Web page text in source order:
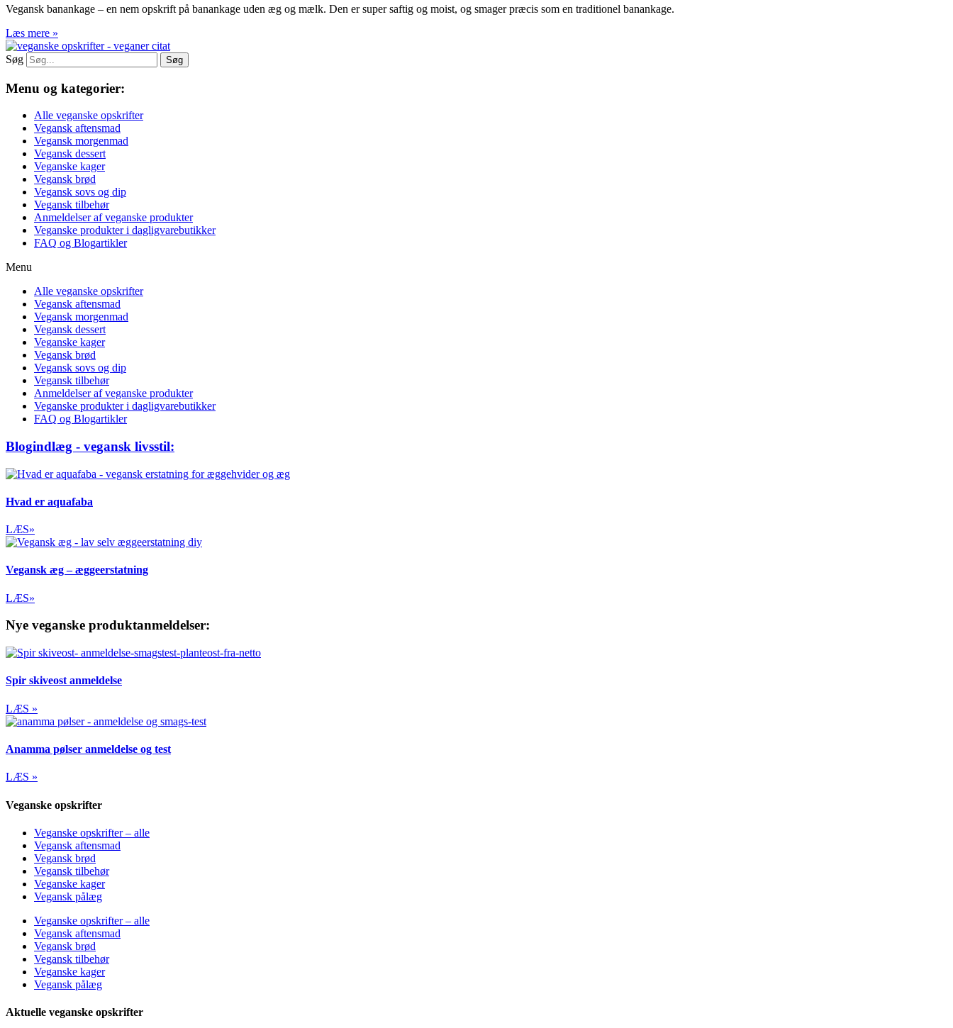
Vegansk banankage – en nem opskrift på banankage uden æg og mælk. Den er super saftig og moist, og smager præcis som en traditionel banankage.
Læs mere »
Søg Søg
Menu og kategorier:
Alle veganske opskrifter
Vegansk aftensmad
Vegansk morgenmad
Vegansk dessert
Veganske kager
Vegansk brød
Vegansk sovs og dip
Vegansk tilbehør
Anmeldelser af veganske produkter
Veganske produkter i dagligvarebutikker
FAQ og Blogartikler
Menu
Alle veganske opskrifter
Vegansk aftensmad
Vegansk morgenmad
Vegansk dessert
Veganske kager
Vegansk brød
Vegansk sovs og dip
Vegansk tilbehør
Anmeldelser af veganske produkter
Veganske produkter i dagligvarebutikker
FAQ og Blogartikler
Blogindlæg - vegansk livsstil:
Hvad er aquafaba
LÆS»
Vegansk æg – æggeerstatning
LÆS»
Nye veganske produktanmeldelser:
Spir skiveost anmeldelse
LÆS »
Anamma pølser anmeldelse og test
LÆS »
Veganske opskrifter
Veganske opskrifter – alle
Vegansk aftensmad
Vegansk brød
Vegansk tilbehør
Veganske kager
Vegansk pålæg
Veganske opskrifter – alle
Vegansk aftensmad
Vegansk brød
Vegansk tilbehør
Veganske kager
Vegansk pålæg
Aktuelle veganske opskrifter